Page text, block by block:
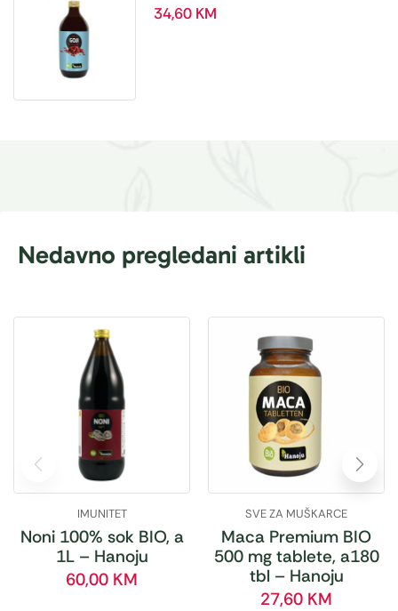
ml
34,60 KM
Nedavno pregledani artikli
IMUNITET
Noni 100% sok BIO, a
1L – Hanoju
60,00 KM
SVE ZA MUŠKARCE
Maca Premium BIO
500 mg tablete, a180
tbl – Hanoju
27,60 KM